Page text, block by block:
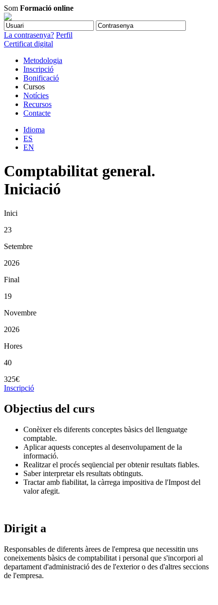
Som Formació online
La contrasenya? Perfil
Certificat digital
Metodologia
Inscripció
Bonificació
Cursos
Notícies
Recursos
Contacte
Idioma
ES
EN
Comptabilitat general.
Iniciació
Inici
23
Setembre
2026
Final
19
Novembre
2026
Hores
40
325€
Inscripció
Objectius del curs
Conèixer els diferents conceptes bàsics del llenguatge
comptable.
Aplicar aquests conceptes al desenvolupament de la
informació.
Realitzar el procés seqüencial per obtenir resultats fiables.
Saber interpretar els resultats obtinguts.
Tractar amb fiabilitat, la càrrega impositiva de l'Impost del
valor afegit.
Dirigit a
Responsables de diferents àrees de l'empresa que necessitin uns
coneixements bàsics de comptabilitat i personal que s'incorpori al
departament d'administració des de l'exterior o des d'altres seccions
de l'empresa.